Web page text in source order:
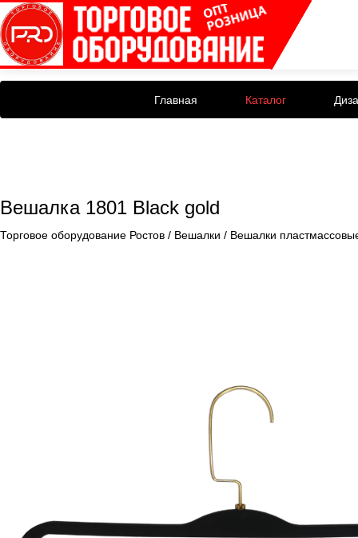
Главная Каталог
Вешалка 1801 Black gold
Торговое оборудование Ростов / Вешалки / Вешалки